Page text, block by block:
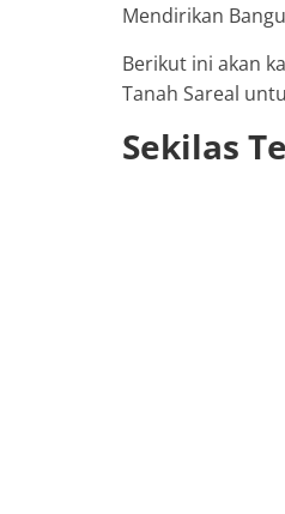
Mendirikan
Berikut ini akan
Tanah Sareal
Sekilas